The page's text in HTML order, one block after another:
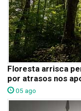
Floresta arrisca
por atrasos nos
05 ago